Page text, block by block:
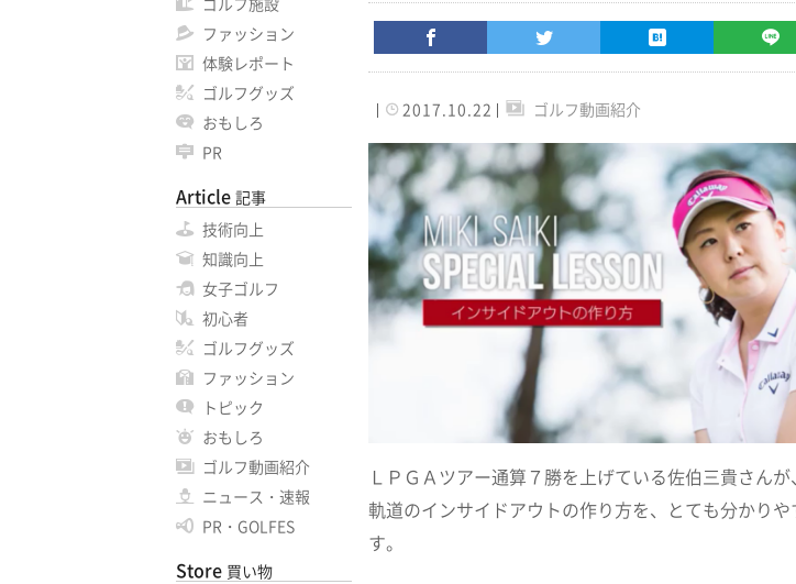
ファッション
体験レポート
ゴルフグッズ
おもしろ
PR
Article 記事
技術向上
知識向上
女子ゴルフ
初心者
ゴルフグッズ
ファッション
トピック
おもしろ
ゴルフ動画紹介
ニュース・速報
PR・GOLFES
Store 買い物
2017.10.22 ゴルフ動画紹介
ＬＰＧＡツアー通算７勝を上げている佐伯三貴さん
軌道のインサイドアウトの作り方を、とても分かり
す。